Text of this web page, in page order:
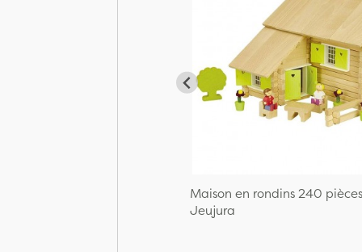
Maison en rondins 240 pièces
Jeujura